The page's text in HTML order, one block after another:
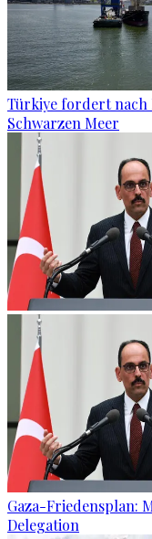
Türkiye fordert
Schwarzen Meer
Gaza-Friedensplan:
Delegation